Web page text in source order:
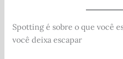
Spotting é sobre o que você
você deixa escapar